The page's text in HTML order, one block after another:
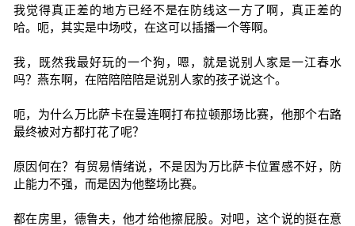
我觉得真正差的地方已经不是在防线这一方了啊，真正差的
哈。呃，其实是中场哎，在这可以插播一个等啊。
我，既然我最好玩的一个狗，嗯，就是说别人家是一江春水
吗？燕东啊，在陪陪陪陪是说别人家的孩子说这个。
呃，为什么万比萨卡在曼连啊打布拉顿那场比赛，他那个右路
最终被对方都打花了呢？
原因何在？有贸易情绪说，不是因为万比萨卡位置感不好，防
止能力不强，而是因为他整场比赛。
都在房里，德鲁夫，他才给他擦屁股。对吧，这个说的挺在意